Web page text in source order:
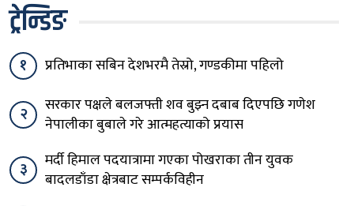
ट्रेन्डिङ
१ प्रतिभाका सबिन देशभरमै तेस्रो, गण्डकीमा पहिलो
२
सरकार पक्षले बलजफ्ती शव बुझ्न दबाब दिएपछि गणेश
नेपालीका बुबाले गरे आत्महत्याको प्रयास
३
मर्दी हिमाल पदयात्रामा गएका पोखराका तीन युवक
बादलडाँडा क्षेत्रबाट सम्पर्कविहीन